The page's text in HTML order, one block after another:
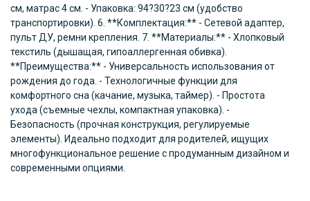
см, матрас 4 см. - Упаковка: 94?30?23 см (удобство
транспортировки). 6. **Комплектация:** - Сетевой адаптер,
пульт ДУ, ремни крепления. 7. **Материалы:** - Хлопковый
текстиль (дышащая, гипоаллергенная обивка).
**Преимущества:** - Универсальность использования от
рождения до года. - Технологичные функции для
комфортного сна (качание, музыка, таймер). - Простота
ухода (съемные чехлы, компактная упаковка). -
Безопасность (прочная конструкция, регулируемые
элементы). Идеально подходит для родителей, ищущих
многофункциональное решение с продуманным дизайном и
современными опциями.